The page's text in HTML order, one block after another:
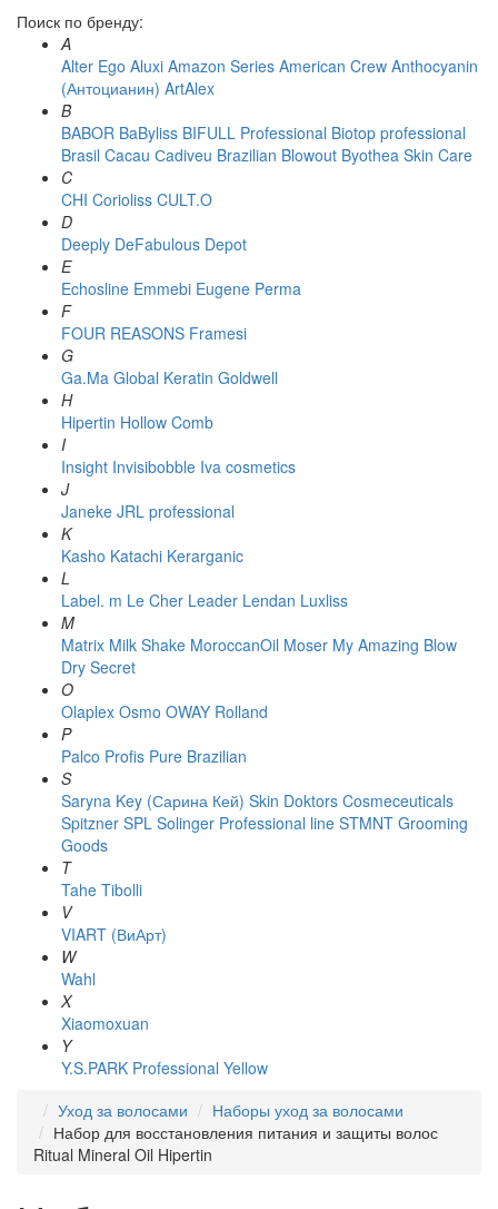
Поиск по бренду:
A
Alter Ego Aluxi Amazon Series American Crew Anthocyanin
(Антоцианин) ArtAlex
B
BABOR BaByliss BIFULL Professional Biotop professional
Brasil Cacau Сadiveu Brazilian Blowout Byothea Skin Care
C
CHI Corioliss CULT.O
D
Deeply DeFabulous Depot
E
Echosline Emmebi Eugene Perma
F
FOUR REASONS Framesi
G
Ga.Ma Global Keratin Goldwell
H
Hipertin Hollow Comb
I
Insight Invisibobble Iva cosmetics
J
Janeke JRL professional
K
Kasho Katachi Kerarganic
L
Label. m Le Cher Leader Lendan Luxliss
M
Matrix Milk Shake MoroccanOil Moser My Amazing Blow
Dry Secret
O
Olaplex Osmo OWAY Rolland
P
Palco Profis Pure Brazilian
S
Saryna Key (Сарина Кей) Skin Doktors Cosmeceuticals
Spitzner SPL Solinger Professional line STMNT Grooming
Goods
T
Tahe Tibolli
V
VIART (ВиАрт)
W
Wahl
X
Xiaomoxuan
Y
Y.S.PARK Professional Yellow
Уход за волосами
Наборы уход за волосами
Набор для восстановления питания и защиты волос
Ritual Mineral Oil Hipertin